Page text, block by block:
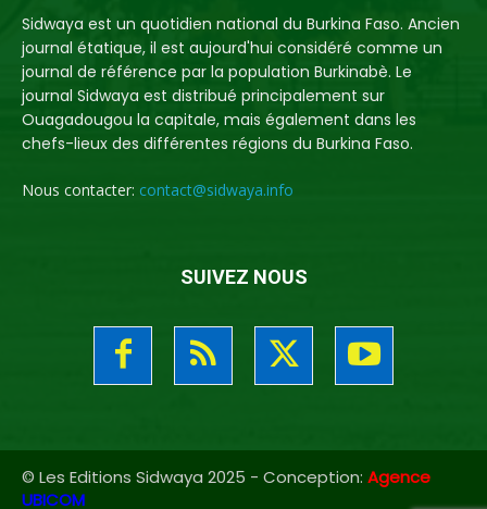
Sidwaya est un quotidien national du Burkina Faso. Ancien
journal étatique, il est aujourd'hui considéré comme un
journal de référence par la population Burkinabè. Le
journal Sidwaya est distribué principalement sur
Ouagadougou la capitale, mais également dans les
chefs-lieux des différentes régions du Burkina Faso.
Nous contacter: contact@sidwaya.info
SUIVEZ NOUS
© Les Editions Sidwaya 2025 - Conception: Agence
UBICOM